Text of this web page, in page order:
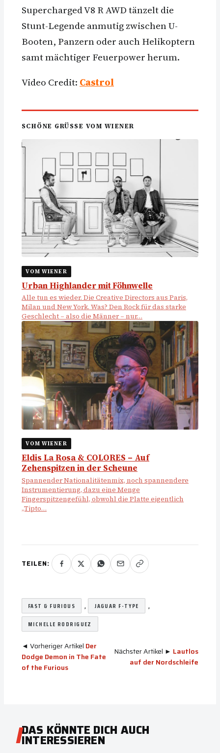
Supercharged V8 R AWD tänzelt die
Stunt-Legende anmutig zwischen U-
Booten, Panzern oder auch Helikoptern
samt mächtiger Feuerpower herum.
Video Credit: Castrol
SCHÖNE GRÜSSE VOM WIENER
VOM WIENER
Urban Highlander mit Föhnwelle
Alle tun es wieder. Die Creative Directors aus Paris,
Milan und New York. Was? Den Rock für das starke
Geschlecht – also die Männer – nur…
VOM WIENER
Eldis La Rosa & COLORES – Auf
Zehenspitzen in der Scheune
Spannender Nationalitätenmix, noch spannendere
Instrumentierung, dazu eine Menge
Fingerspitzengefühl, obwohl die Platte eigentlich
„Tipto…
TEILEN:
FAST & FURIOUS , JAGUAR F-TYPE ,
MICHELLE RODRIGUEZ
◄ Vorheriger Artikel Der
Dodge Demon in The Fate
of the Furious
Nächster Artikel ► Lautlos
auf der Nordschleife
DAS KÖNNTE DICH AUCH
INTERESSIEREN